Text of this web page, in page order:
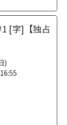
[字]【独占
)